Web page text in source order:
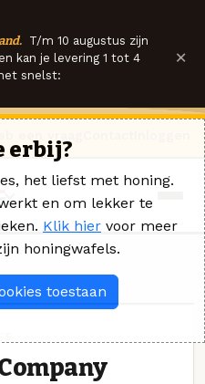
T/m 10 augustus zijn
kan je levering 1 tot 4
snelst:
×
erbij?
het liefst met honing.
en om lekker te
Klik hier voor meer
honingwafels.
toestaan